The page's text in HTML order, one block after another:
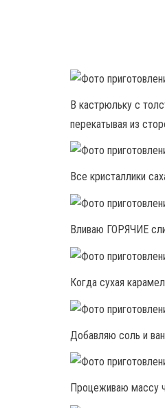
В кастрюльку с
перекатывая из
Все кристаллики
Вливаю ГОРЯЧИЕ
Когда сухая
Добавляю соль и
Процеживаю массу